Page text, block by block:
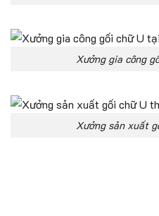
Xưởng gia công
Xưởng sản xuất